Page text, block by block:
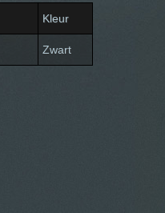
Kleur
Zwart